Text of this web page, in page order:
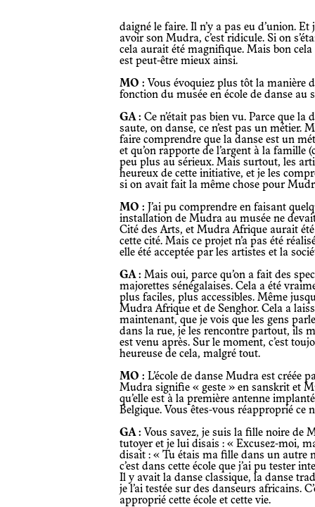
daigné le faire. Il n’y a pas eu d’union. Et j’ai l’impression que chaque pays voulait
avoir son Mudra, c’est ridicule. Si on
cela aurait été magnifique. Mais bon cela
est peut-être mieux ainsi.
MO : Vous évoquiez plus tôt la manière
fonction du musée en école de danse au
GA : Ce n’était pas bien vu. Parce que la
saute, on danse, ce n’est pas un métier.
faire comprendre que la danse est un
et qu’on rapporte de l’argent à la famille
peu plus au sérieux. Mais surtout, les
heureux de cette initiative, et je les
si on avait fait la même chose pour
MO : J’ai pu comprendre en faisant
installation de Mudra au musée ne
Cité des Arts, et Mudra Afrique aurait
cette cité. Mais ce projet n’a pas été
elle été acceptée par les artistes et la
GA : Mais oui, parce qu’on a fait des
majorettes sénégalaises. Cela a été
plus faciles, plus accessibles. Même
Mudra Afrique et de Senghor. Cela a
maintenant, que je vois que les gens
dans la rue, je les rencontre partout, ils
est venu après. Sur le moment, c’est
heureuse de cela, malgré tout.
MO : L’école de danse Mudra est créée
Mudra signifie « geste » en sanskrit et
qu’elle est à la première antenne
Belgique. Vous êtes-vous réapproprié ce
GA : Vous savez, je suis la fille noire de
tutoyer et je lui disais : « Excusez-moi,
disait : « Tu étais ma fille dans un autre
c’est dans cette école que j’ai pu tester
Il y avait la danse classique, la danse
je l’ai testée sur des danseurs africains.
approprié cette école et cette vie.